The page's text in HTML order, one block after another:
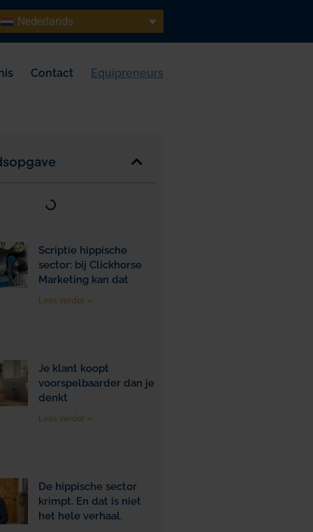
Nederlands
Contact Equipreneurs
Scriptie hippische
sector: bij Clickhorse
Marketing kan dat
Lees verder »
Je klant koopt
voorspelbaarder dan je
denkt
Lees verder »
De hippische sector
krimpt. En dat is niet
het hele verhaal.